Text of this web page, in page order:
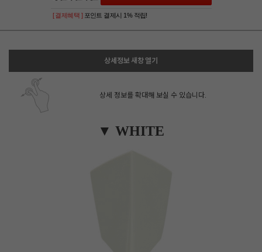
[ 결제혜택 ] 포인트 결제시 1% 적립!
상세정보 새창 열기
상세 정보를 확대해 보실 수 있습니다.
▼ WHITE